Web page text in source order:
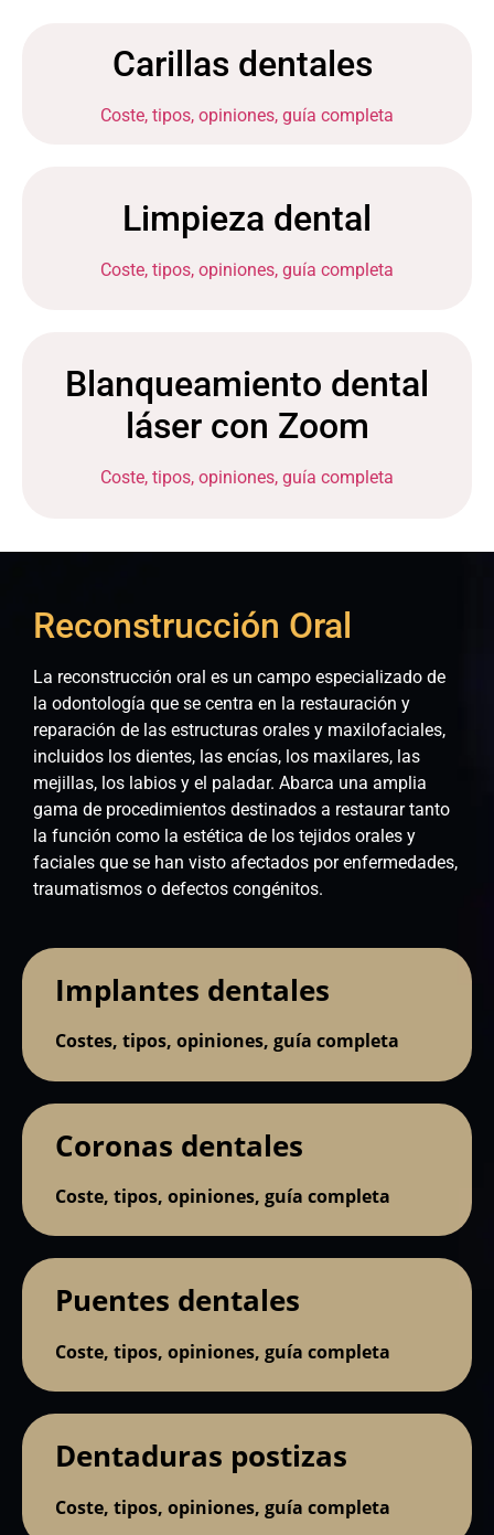
Carillas dentales
Coste, tipos, opiniones, guía completa
Limpieza dental
Coste, tipos, opiniones, guía completa
Blanqueamiento dental
láser con Zoom
Coste, tipos, opiniones, guía completa
Reconstrucción Oral
La reconstrucción oral es un campo especializado de
la odontología que se centra en la restauración y
reparación de las estructuras orales y maxilofaciales,
incluidos los dientes, las encías, los maxilares, las
mejillas, los labios y el paladar. Abarca una amplia
gama de procedimientos destinados a restaurar tanto
la función como la estética de los tejidos orales y
faciales que se han visto afectados por enfermedades,
traumatismos o defectos congénitos.
Implantes dentales
Costes, tipos, opiniones, guía completa
Coronas dentales
Coste, tipos, opiniones, guía completa
Puentes dentales
Coste, tipos, opiniones, guía completa
Dentaduras postizas
Coste, tipos, opiniones, guía completa